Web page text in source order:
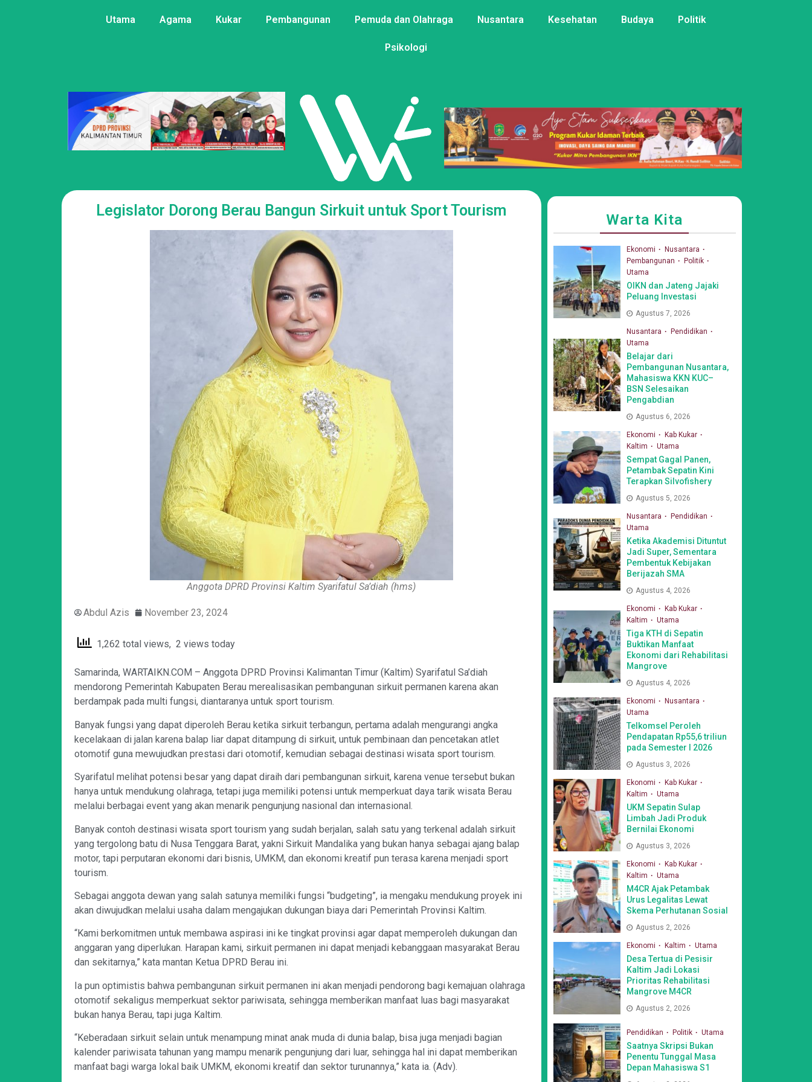
Utama Agama Kukar Pembangunan Pemuda dan Olahraga Nusantara Kesehatan Budaya Politik
Psikologi
Legislator Dorong Berau Bangun Sirkuit untuk Sport Tourism
Anggota DPRD Provinsi Kaltim Syarifatul Sa’diah (hms)
Abdul Azis November 23, 2024
1,262 total views, 2 views today
Samarinda, WARTAIKN.COM – Anggota DPRD Provinsi Kalimantan Timur (Kaltim) Syarifatul Sa’diah
mendorong Pemerintah Kabupaten Berau merealisasikan pembangunan sirkuit permanen karena akan
berdampak pada multi fungsi, diantaranya untuk sport tourism.
Banyak fungsi yang dapat diperoleh Berau ketika sirkuit terbangun, pertama adalah mengurangi angka
kecelakaan di jalan karena balap liar dapat ditampung di sirkuit, untuk pembinaan dan pencetakan atlet
otomotif guna mewujudkan prestasi dari otomotif, kemudian sebagai destinasi wisata sport tourism.
Syarifatul melihat potensi besar yang dapat diraih dari pembangunan sirkuit, karena venue tersebut bukan
hanya untuk mendukung olahraga, tetapi juga memiliki potensi untuk memperkuat daya tarik wisata Berau
melalui berbagai event yang akan menarik pengunjung nasional dan internasional.
Banyak contoh destinasi wisata sport tourism yang sudah berjalan, salah satu yang terkenal adalah sirkuit
yang tergolong batu di Nusa Tenggara Barat, yakni Sirkuit Mandalika yang bukan hanya sebagai ajang balap
motor, tapi perputaran ekonomi dari bisnis, UMKM, dan ekonomi kreatif pun terasa karena menjadi sport
tourism.
Sebagai anggota dewan yang salah satunya memiliki fungsi “budgeting”, ia mengaku mendukung proyek ini
akan diwujudkan melalui usaha dalam mengajukan dukungan biaya dari Pemerintah Provinsi Kaltim.
“Kami berkomitmen untuk membawa aspirasi ini ke tingkat provinsi agar dapat memperoleh dukungan dan
anggaran yang diperlukan. Harapan kami, sirkuit permanen ini dapat menjadi kebanggaan masyarakat Berau
dan sekitarnya,” kata mantan Ketua DPRD Berau ini.
Ia pun optimistis bahwa pembangunan sirkuit permanen ini akan menjadi pendorong bagi kemajuan olahraga
otomotif sekaligus memperkuat sektor pariwisata, sehingga memberikan manfaat luas bagi masyarakat
bukan hanya Berau, tapi juga Kaltim.
“Keberadaan sirkuit selain untuk menampung minat anak muda di dunia balap, bisa juga menjadi bagian
kalender pariwisata tahunan yang mampu menarik pengunjung dari luar, sehingga hal ini dapat memberikan
manfaat bagi warga lokal baik UMKM, ekonomi kreatif dan sektor turunannya,” kata ia. (Adv).
Warta Kita
Ekonomi
Nusantara
Pembangunan
Politik
Utama
OIKN dan Jateng Jajaki
Peluang Investasi
Agustus 7, 2026
Nusantara
Pendidikan
Utama
Belajar dari
Pembangunan Nusantara,
Mahasiswa KKN KUC–
BSN Selesaikan
Pengabdian
Agustus 6, 2026
Ekonomi
Kab Kukar
Kaltim
Utama
Sempat Gagal Panen,
Petambak Sepatin Kini
Terapkan Silvofishery
Agustus 5, 2026
Nusantara
Pendidikan
Utama
Ketika Akademisi Dituntut
Jadi Super, Sementara
Pembentuk Kebijakan
Berijazah SMA
Agustus 4, 2026
Ekonomi
Kab Kukar
Kaltim
Utama
Tiga KTH di Sepatin
Buktikan Manfaat
Ekonomi dari Rehabilitasi
Mangrove
Agustus 4, 2026
Ekonomi
Nusantara
Utama
Telkomsel Peroleh
Pendapatan Rp55,6 triliun
pada Semester I 2026
Agustus 3, 2026
Ekonomi
Kab Kukar
Kaltim
Utama
UKM Sepatin Sulap
Limbah Jadi Produk
Bernilai Ekonomi
Agustus 3, 2026
Ekonomi
Kab Kukar
Kaltim
Utama
M4CR Ajak Petambak
Urus Legalitas Lewat
Skema Perhutanan Sosial
Agustus 2, 2026
Ekonomi Kaltim Utama
Desa Tertua di Pesisir
Kaltim Jadi Lokasi
Prioritas Rehabilitasi
Mangrove M4CR
Agustus 2, 2026
Pendidikan Politik Utama
Saatnya Skripsi Bukan
Penentu Tunggal Masa
Depan Mahasiswa S1